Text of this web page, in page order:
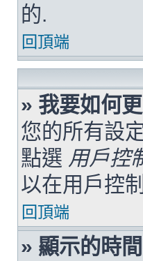
的.
回頂端
» 我要如何
您的所有設
點選 用戶控
以在用戶控
回頂端
» 顯示的時